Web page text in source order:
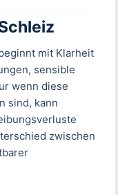
mit Klarheit
sensible
wenn diese
sind, kann
zwischen